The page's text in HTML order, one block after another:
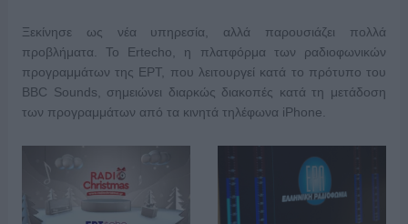
Ξεκίνησε ως νέα υπηρεσία, αλλά παρουσιάζει πολλά
προβλήματα. Το Ertecho, η πλατφόρμα των ραδιοφωνικών
προγραμμάτων της ΕΡΤ, που λειτουργεί κατά το πρότυπο του
BBC Sounds, σημειώνει διαρκώς διακοπές κατά τη μετάδοση
των προγραμμάτων από τα κινητά τηλέφωνα iPhone.